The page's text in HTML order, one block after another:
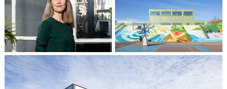
Liesbeth van der Pol
Contact Scholen
Brede School De Kikker,
Amsterdam